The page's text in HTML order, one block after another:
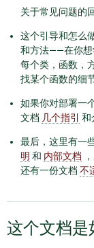
关于常见问题的
这个引导和怎么
和方法——在你想
每个类，函数，
找某个函数的细
如果你对部署一
文档 几个指引 和
最后，这里有一
明 和 内部文档
还有一份文档 不
这个文档是